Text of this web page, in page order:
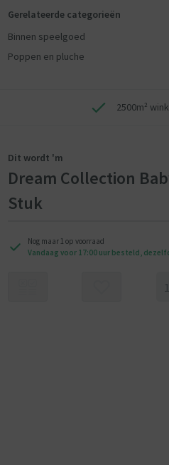
Gerelateerde categorieën
Binnen speelgoed
Poppen en pluche
2500m²
Dit wordt 'm
Dream Collection
Stuk
Nog maar 1 op voorraad
Vandaag voor 17:00 uur besteld,